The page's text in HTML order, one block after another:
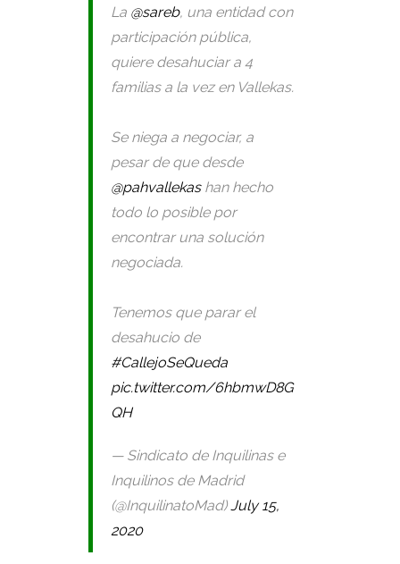
La @sareb, una entidad con
participación pública,
quiere desahuciar a 4
familias a la vez en Vallekas.
Se niega a negociar, a
pesar de que desde
@pahvallekashan hecho
todo lo posible por
encontrar una solución
negociada.
Tenemos que parar el
desahucio de
#CallejoSeQueda
pic.twitter.com/6hbmwD8G
QH
— Sindicato de Inquilinas e
Inquilinos de Madrid
(@InquilinatoMad)July 15,
2020